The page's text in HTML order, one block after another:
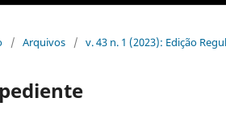
/ Arquivos / v. 43 n. 1 (2023): Edição